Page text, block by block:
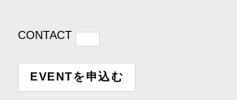
CONTACT
EVENTを申込む